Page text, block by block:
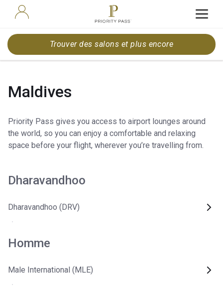
Trouver des salons et plus encore
Maldives
Priority Pass gives you access to airport lounges around
the world, so you can enjoy a comfortable and relaxing
space before your flight, wherever you’re travelling from.
Dharavandhoo
Dharavandhoo (DRV)
Homme
Male International (MLE)